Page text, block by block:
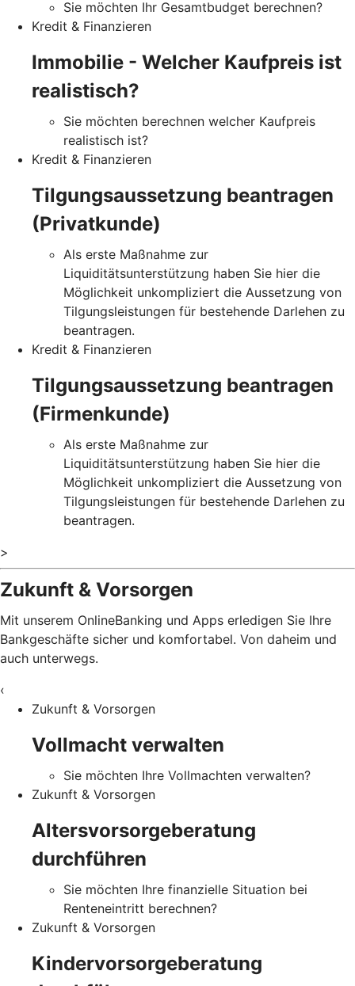
Sie möchten Ihr Gesamtbudget berechnen?
Kredit & Finanzieren
Immobilie - Welcher Kaufpreis ist
realistisch?
Sie möchten berechnen welcher Kaufpreis
realistisch ist?
Kredit & Finanzieren
Tilgungsaussetzung beantragen
(Privatkunde)
Als erste Maßnahme zur
Liquiditätsunterstützung haben Sie hier die
Möglichkeit unkompliziert die Aussetzung von
Tilgungsleistungen für bestehende Darlehen zu
beantragen.
Kredit & Finanzieren
Tilgungsaussetzung beantragen
(Firmenkunde)
Als erste Maßnahme zur
Liquiditätsunterstützung haben Sie hier die
Möglichkeit unkompliziert die Aussetzung von
Tilgungsleistungen für bestehende Darlehen zu
beantragen.
>
Zukunft & Vorsorgen
Mit unserem OnlineBanking und Apps erledigen Sie Ihre
Bankgeschäfte sicher und komfortabel. Von daheim und
auch unterwegs.
‹
Zukunft & Vorsorgen
Vollmacht verwalten
Sie möchten Ihre Vollmachten verwalten?
Zukunft & Vorsorgen
Altersvorsorgeberatung
durchführen
Sie möchten Ihre finanzielle Situation bei
Renteneintritt berechnen?
Zukunft & Vorsorgen
Kindervorsorgeberatung